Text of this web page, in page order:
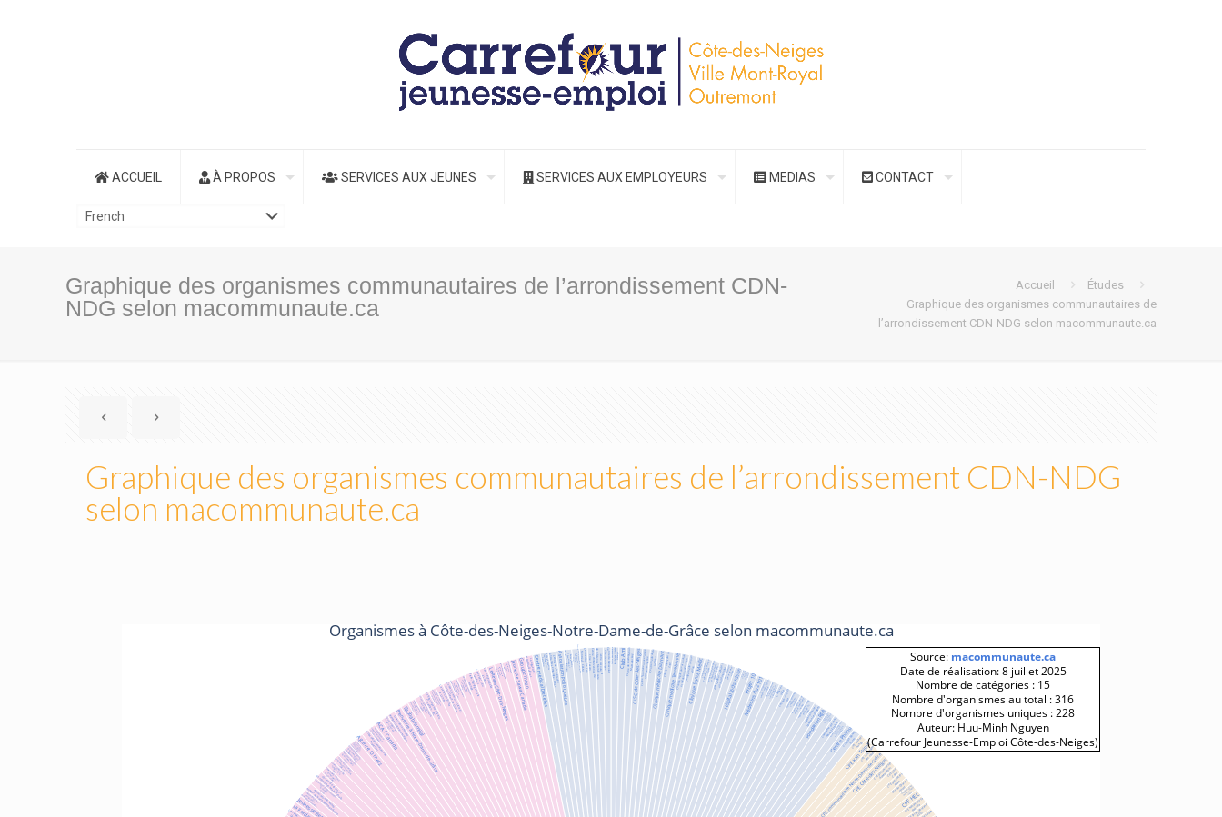
ACCUEIL À PROPOS SERVICES AUX JEUNES SERVICES AUX EMPLOYEURS MEDIAS CONTACT
Graphique des organismes communautaires de l’arrondissement CDN-
NDG selon macommunaute.ca
Accueil
Études
Graphique des organismes communautaires de
l’arrondissement CDN-NDG selon macommunaute.ca
Graphique des organismes communautaires de l’arrondissement CDN-NDG
selon macommunaute.ca